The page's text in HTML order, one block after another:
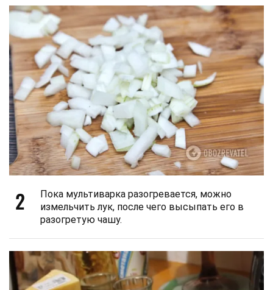
2
Пока мультиварка разогревается, можно
измельчить лук, после чего высыпать его в
разогретую чашу.